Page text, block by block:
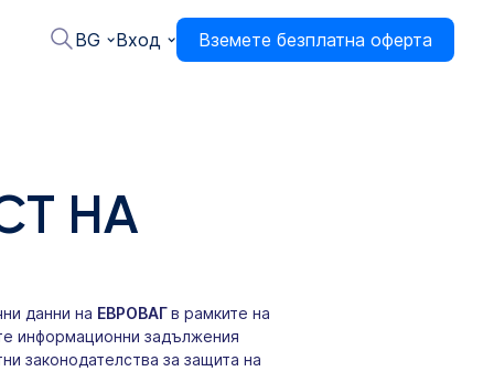
BG Вход Вземете безплатна оферта
НА
данни на ЕВРОВАГв рамките на
информационни задължения
законодателства за защита на